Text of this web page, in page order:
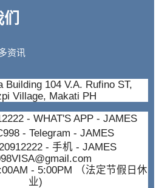
资讯
Building 104 V.A. Rufino ST,
Village, Makati PH
- WHAT'S APP - JAMES
- Telegram - JAMES
- 手机 - JAMES
- 5:00PM （法定节假日休
业)